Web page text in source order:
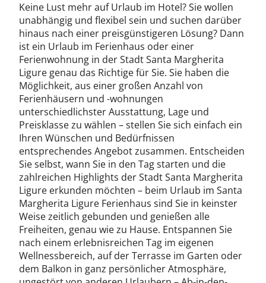
Keine Lust mehr auf Urlaub im Hotel? Sie wollen
unabhängig und flexibel sein und suchen darüber
hinaus nach einer preisgünstigeren Lösung? Dann
ist ein Urlaub im Ferienhaus oder einer
Ferienwohnung in der Stadt Santa Margherita
Ligure genau das Richtige für Sie. Sie haben die
Möglichkeit, aus einer großen Anzahl von
Ferienhäusern und -wohnungen
unterschiedlichster Ausstattung, Lage und
Preisklasse zu wählen – stellen Sie sich einfach ein
Ihren Wünschen und Bedürfnissen
entsprechendes Angebot zusammen. Entscheiden
Sie selbst, wann Sie in den Tag starten und die
zahlreichen Highlights der Stadt Santa Margherita
Ligure erkunden möchten – beim Urlaub im Santa
Margherita Ligure Ferienhaus sind Sie in keinster
Weise zeitlich gebunden und genießen alle
Freiheiten, genau wie zu Hause. Entspannen Sie
nach einem erlebnisreichen Tag im eigenen
Wellnessbereich, auf der Terrasse im Garten oder
dem Balkon in ganz persönlicher Atmosphäre,